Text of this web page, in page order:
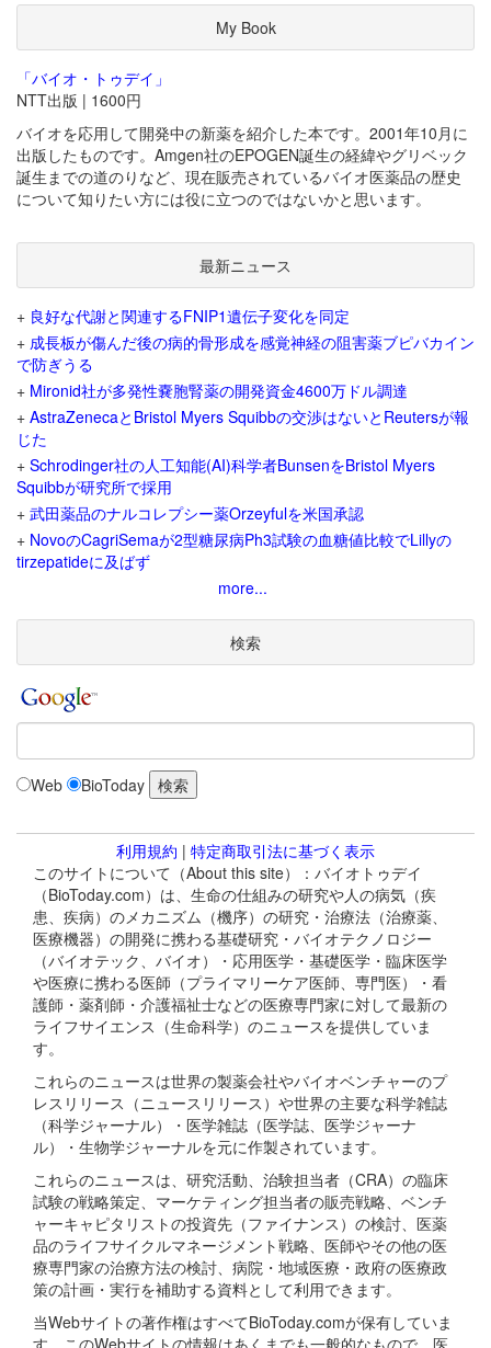
My Book
「バイオ・トゥデイ」
NTT出版 | 1600円
バイオを応用して開発中の新薬を紹介した本です。2001年10月に
出版したものです。Amgen社のEPOGEN誕生の経緯やグリベック
誕生までの道のりなど、現在販売されているバイオ医薬品の歴史
について知りたい方には役に立つのではないかと思います。
最新ニュース
+ 良好な代謝と関連するFNIP1遺伝子変化を同定
+ 成長板が傷んだ後の病的骨形成を感覚神経の阻害薬ブピバカイン
で防ぎうる
+ Mironid社が多発性嚢胞腎薬の開発資金4600万ドル調達
+ AstraZenecaとBristol Myers Squibbの交渉はないとReutersが報
じた
+ Schrodinger社の人工知能(AI)科学者BunsenをBristol Myers
Squibbが研究所で採用
+ 武田薬品のナルコレプシー薬Orzeyfulを米国承認
+ NovoのCagriSemaが2型糖尿病Ph3試験の血糖値比較でLillyの
tirzepatideに及ばず
more...
検索
Web BioToday
利用規約 | 特定商取引法に基づく表示
このサイトについて（About this site）：バイオトゥデイ
（BioToday.com）は、生命の仕組みの研究や人の病気（疾
患、疾病）のメカニズム（機序）の研究・治療法（治療薬、
医療機器）の開発に携わる基礎研究・バイオテクノロジー
（バイオテック、バイオ）・応用医学・基礎医学・臨床医学
や医療に携わる医師（プライマリーケア医師、専門医）・看
護師・薬剤師・介護福祉士などの医療専門家に対して最新の
ライフサイエンス（生命科学）のニュースを提供していま
す。
これらのニュースは世界の製薬会社やバイオベンチャーのプ
レスリリース（ニュースリリース）や世界の主要な科学雑誌
（科学ジャーナル）・医学雑誌（医学誌、医学ジャーナ
ル）・生物学ジャーナルを元に作製されています。
これらのニュースは、研究活動、治験担当者（CRA）の臨床
試験の戦略策定、マーケティング担当者の販売戦略、ベンチ
ャーキャピタリストの投資先（ファイナンス）の検討、医薬
品のライフサイクルマネージメント戦略、医師やその他の医
療専門家の治療方法の検討、病院・地域医療・政府の医療政
策の計画・実行を補助する資料として利用できます。
当Webサイトの著作権はすべてBioToday.comが保有していま